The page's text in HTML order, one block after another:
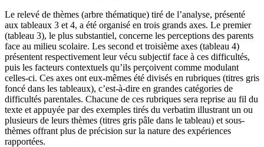
Le relevé de thèmes (arbre thématique) tiré de l’analyse, présenté
aux tableaux 3 et 4, a été organisé en trois grands axes. Le premier
(tableau 3), le plus substantiel, concerne les perceptions des parents
face au milieu scolaire. Les second et troisième axes (tableau 4)
présentent respectivement leur vécu subjectif face à ces difficultés,
puis les facteurs contextuels qu’ils perçoivent comme modulant
celles-ci. Ces axes ont eux-mêmes été divisés en rubriques (titres gris
foncé dans les tableaux), c’est-à-dire en grandes catégories de
difficultés parentales. Chacune de ces rubriques sera reprise au fil du
texte et appuyée par des exemples tirés du verbatim illustrant un ou
plusieurs de leurs thèmes (titres gris pâle dans le tableau) et sous-
thèmes offrant plus de précision sur la nature des expériences
rapportées.